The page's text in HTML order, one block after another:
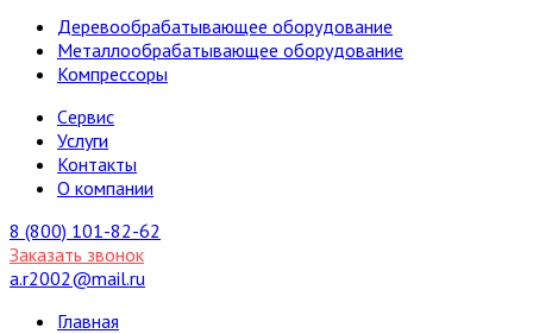
Деревообрабатывающее оборудование
Металлообрабатывающее оборудование
Компрессоры
Cервис
Услуги
Контакты
О компании
8 (800) 101-82-62
Заказать звонок
a.r2002@mail.ru
Главная